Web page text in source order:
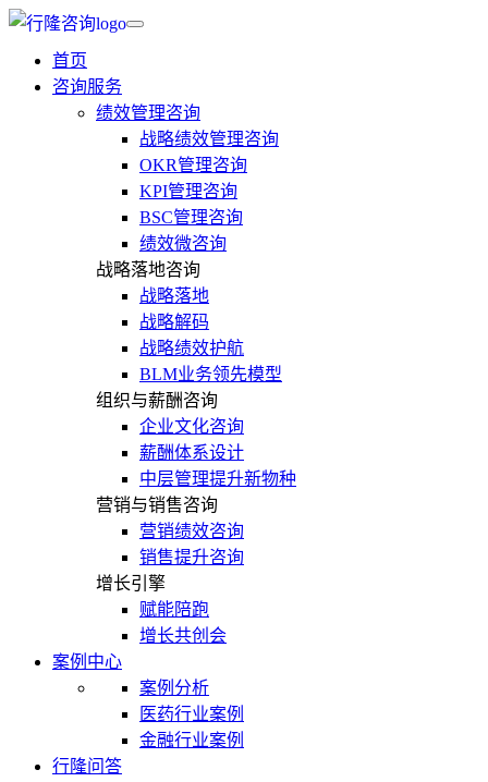
首页
咨询服务
绩效管理咨询
战略绩效管理咨询
OKR管理咨询
KPI管理咨询
BSC管理咨询
绩效微咨询
战略落地咨询
战略落地
战略解码
战略绩效护航
BLM业务领先模型
组织与薪酬咨询
企业文化咨询
薪酬体系设计
中层管理提升新物种
营销与销售咨询
营销绩效咨询
销售提升咨询
增长引擎
赋能陪跑
增长共创会
案例中心
案例分析
医药行业案例
金融行业案例
行隆问答